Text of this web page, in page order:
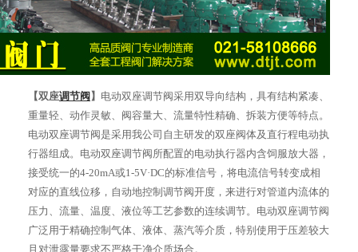
【双座调节阀】 电动双座调节阀采用双导向结构，具有结构紧凑、
重量轻、动作灵敏、阀容量大、流量特性精确、拆装方便等特点。
电动双座调节阀是采用我公司自主研发的双座阀体及直行程电动执
行器组成。电动双座调节阀所配置的电动执行器内含饲服放大器，
接受统一的4-20mA或1-5V·DC的标准信号，将电流信号转变成相
对应的直线位移，自动地控制调节阀开度，来进行对管道内流体的
压力、流量、温度、液位等工艺参数的连续调节。电动双座调节阀
广泛用于精确控制气体、液体、蒸汽等介质，特别使用于压差较大
且对泄露量要求不严格干净介质场合。